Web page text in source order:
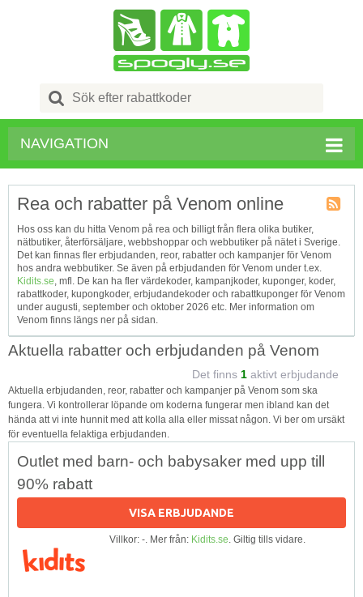
Search
for:
NAVIGATION
RSS
Rea och rabatter på Venom online
Hos oss kan du hitta Venom på rea och billigt från flera olika butiker,
nätbutiker, återförsäljare, webbshoppar och webbutiker på nätet i Sverige.
Det kan finnas fler erbjudanden, reor, rabatter och kampanjer för Venom
hos andra webbutiker. Se även på erbjudanden för Venom under t.ex.
Kidits.se, mfl. De kan ha fler värdekoder, kampanjkoder, kuponger, koder,
rabattkoder, kupongkoder, erbjudandekoder och rabattkuponger för Venom
under augusti, september och oktober 2026 etc. Mer information om
Venom finns längs ner på sidan.
Aktuella rabatter och erbjudanden på Venom
Det finns 1 aktivt erbjudande
Aktuella erbjudanden, reor, rabatter och kampanjer på Venom som ska
fungera. Vi kontrollerar löpande om koderna fungerar men ibland kan det
hända att vi inte hunnit med att kolla alla eller missat någon. Vi ber om ursäkt
för eventuella felaktiga erbjudanden.
Outlet med barn- och babysaker med upp till
90% rabatt
VISA ERBJUDANDE
Villkor: -. Mer från: Kidits.se. Giltig tills vidare.